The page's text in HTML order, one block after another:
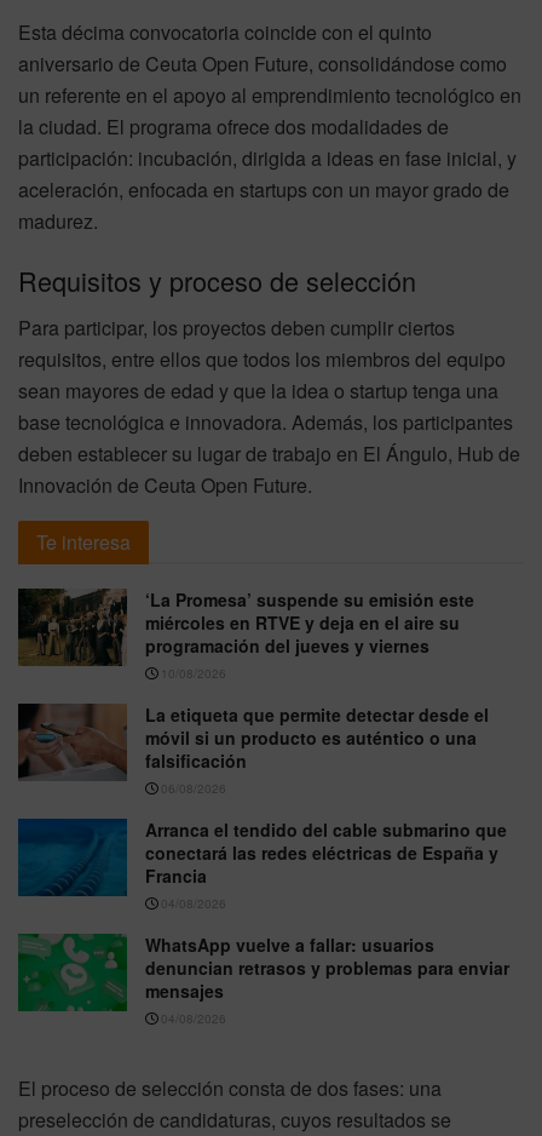
Esta décima convocatoria coincide con el quinto
aniversario de Ceuta Open Future, consolidándose como
un referente en el apoyo al emprendimiento tecnológico en
la ciudad. El programa ofrece dos modalidades de
participación: incubación, dirigida a ideas en fase inicial, y
aceleración, enfocada en startups con un mayor grado de
madurez.
Requisitos y proceso de selección
Para participar, los proyectos deben cumplir ciertos
requisitos, entre ellos que todos los miembros del equipo
sean mayores de edad y que la idea o startup tenga una
base tecnológica e innovadora. Además, los participantes
deben establecer su lugar de trabajo en El Ángulo, Hub de
Innovación de Ceuta Open Future.
Te interesa
‘La Promesa’ suspende su emisión este
miércoles en RTVE y deja en el aire su
programación del jueves y viernes
10/08/2026
La etiqueta que permite detectar desde el
móvil si un producto es auténtico o una
falsificación
06/08/2026
Arranca el tendido del cable submarino que
conectará las redes eléctricas de España y
Francia
04/08/2026
WhatsApp vuelve a fallar: usuarios
denuncian retrasos y problemas para enviar
mensajes
04/08/2026
El proceso de selección consta de dos fases: una
preselección de candidaturas, cuyos resultados se